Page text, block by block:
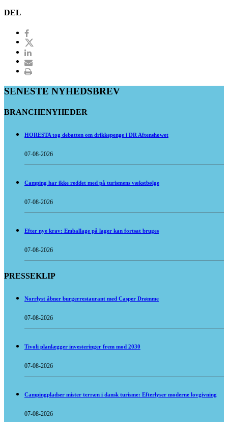
DEL
SENESTE NYHEDSBREV
BRANCHENYHEDER
HORESTA tog debatten om drikkepenge i DR Aftenshowet
07-08-2026
Camping har ikke reddet med på turismens vækstbølge
07-08-2026
Efter nye krav: Emballage på lager kan fortsat bruges
07-08-2026
PRESSEKLIP
Norrlyst åbner burgerrestaurant med Casper Drømme
07-08-2026
Tivoli planlægger investeringer frem mod 2030
07-08-2026
Campingpladser mister terræn i dansk turisme: Efterlyser moderne lovgivning
07-08-2026